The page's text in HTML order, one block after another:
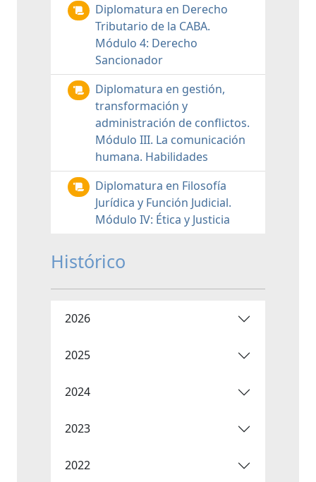
Diplomatura en Derecho
Tributario de la CABA.
Módulo 4: Derecho
Sancionador
Diplomatura en gestión,
transformación y
administración de conflictos.
Módulo III. La comunicación
humana. Habilidades
Diplomatura en Filosofía
Jurídica y Función Judicial.
Módulo IV: Ética y Justicia
Histórico
2026
2025
2024
2023
2022